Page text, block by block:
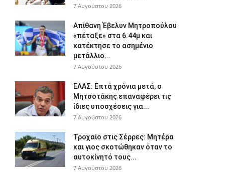
7 Αυγούστου 2026
Απίθανη Έβελυν Μητροπούλου
«πέταξε» στα 6.44μ και
κατέκτησε το ασημένιο
μετάλλιο...
7 Αυγούστου 2026
ΕΛΑΣ: Επτά χρόνια μετά, ο
Μητσοτάκης επαναφέρει τις
ίδιες υποσχέσεις για...
7 Αυγούστου 2026
Τροχαίο στις Σέρρες: Μητέρα
και γιος σκοτώθηκαν όταν το
αυτοκίνητό τους...
7 Αυγούστου 2026